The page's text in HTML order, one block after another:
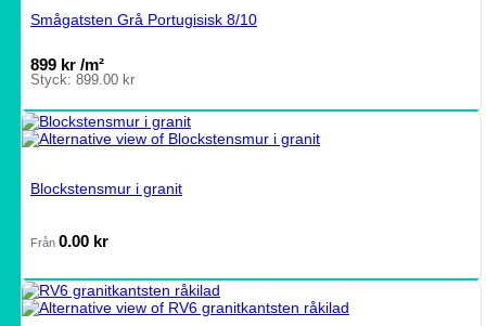
Smågatsten Grå Portugisisk 8/10
899 kr /m²
Styck: 899.00 kr
Blockstensmur i granit
Från 0.00 kr